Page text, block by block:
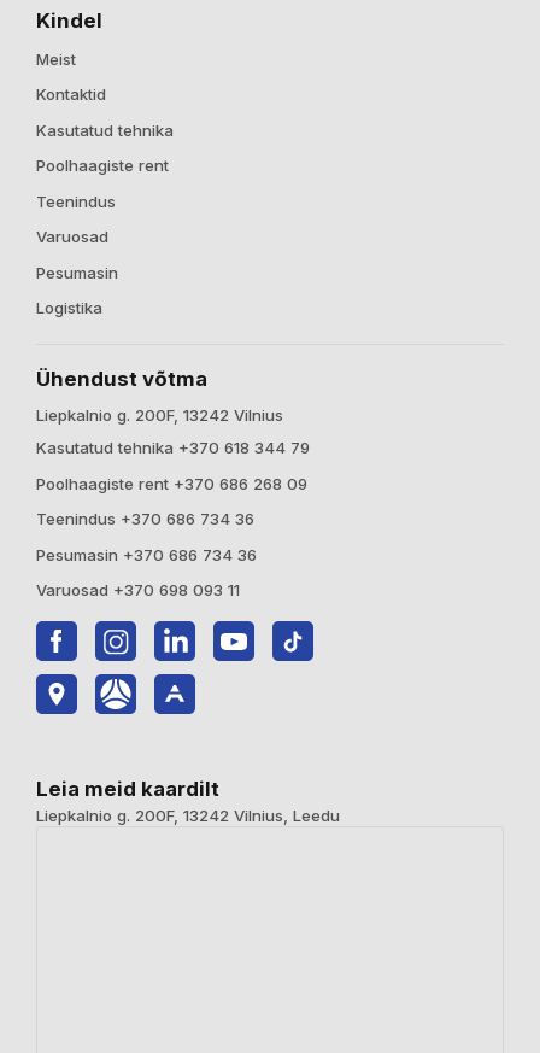
Kindel
Meist
Kontaktid
Kasutatud tehnika
Poolhaagiste rent
Teenindus
Varuosad
Pesumasin
Logistika
Ühendust võtma
Liepkalnio g. 200F, 13242 Vilnius
Kasutatud tehnika +370 618 344 79
Poolhaagiste rent +370 686 268 09
Teenindus +370 686 734 36
Pesumasin +370 686 734 36
Varuosad +370 698 093 11
Leia meid kaardilt
Liepkalnio g. 200F, 13242 Vilnius, Leedu